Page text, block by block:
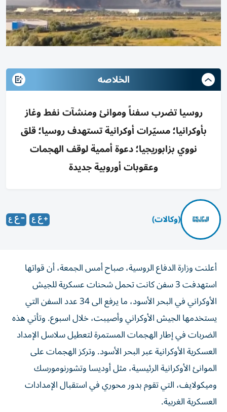
الخلاصه
روسيا تضرب سفناً وموانئ ومنشآت نفط وغاز
بأوكرانيا؛ مسيّرات أوكرانية تستهدف روسيا؛ قلق
نووي بزابوريجيا؛ دعوة أممية لوقف الهجمات
وعقوبات أوروبية جديدة
(وكالات)
أعلنت وزارة الدفاع الروسية، صباح أمس الجمعة، أن قواتها
استهدفت 3 سفن كانت تحمل شحنات عسكرية للجيش
الأوكراني في البحر الأسود، ما يرفع الى 34 عدد السفن التي
يستخدمها الجيش الأوكراني وأصيبت، خلال اسبوع. وتأتي هذه
الضربات في إطار الهجمات المستمرة لتعطيل سلاسل الإمداد
العسكرية الأوكرانية عبر البحر الأسود. وتركز الهجمات على
الموانئ الأوكرانية الرئيسية، مثل أوديسا وتشورنومورسك
وميكولايف، التي تقوم بدور محوري في استقبال الإمدادات
العسكرية الغربية.